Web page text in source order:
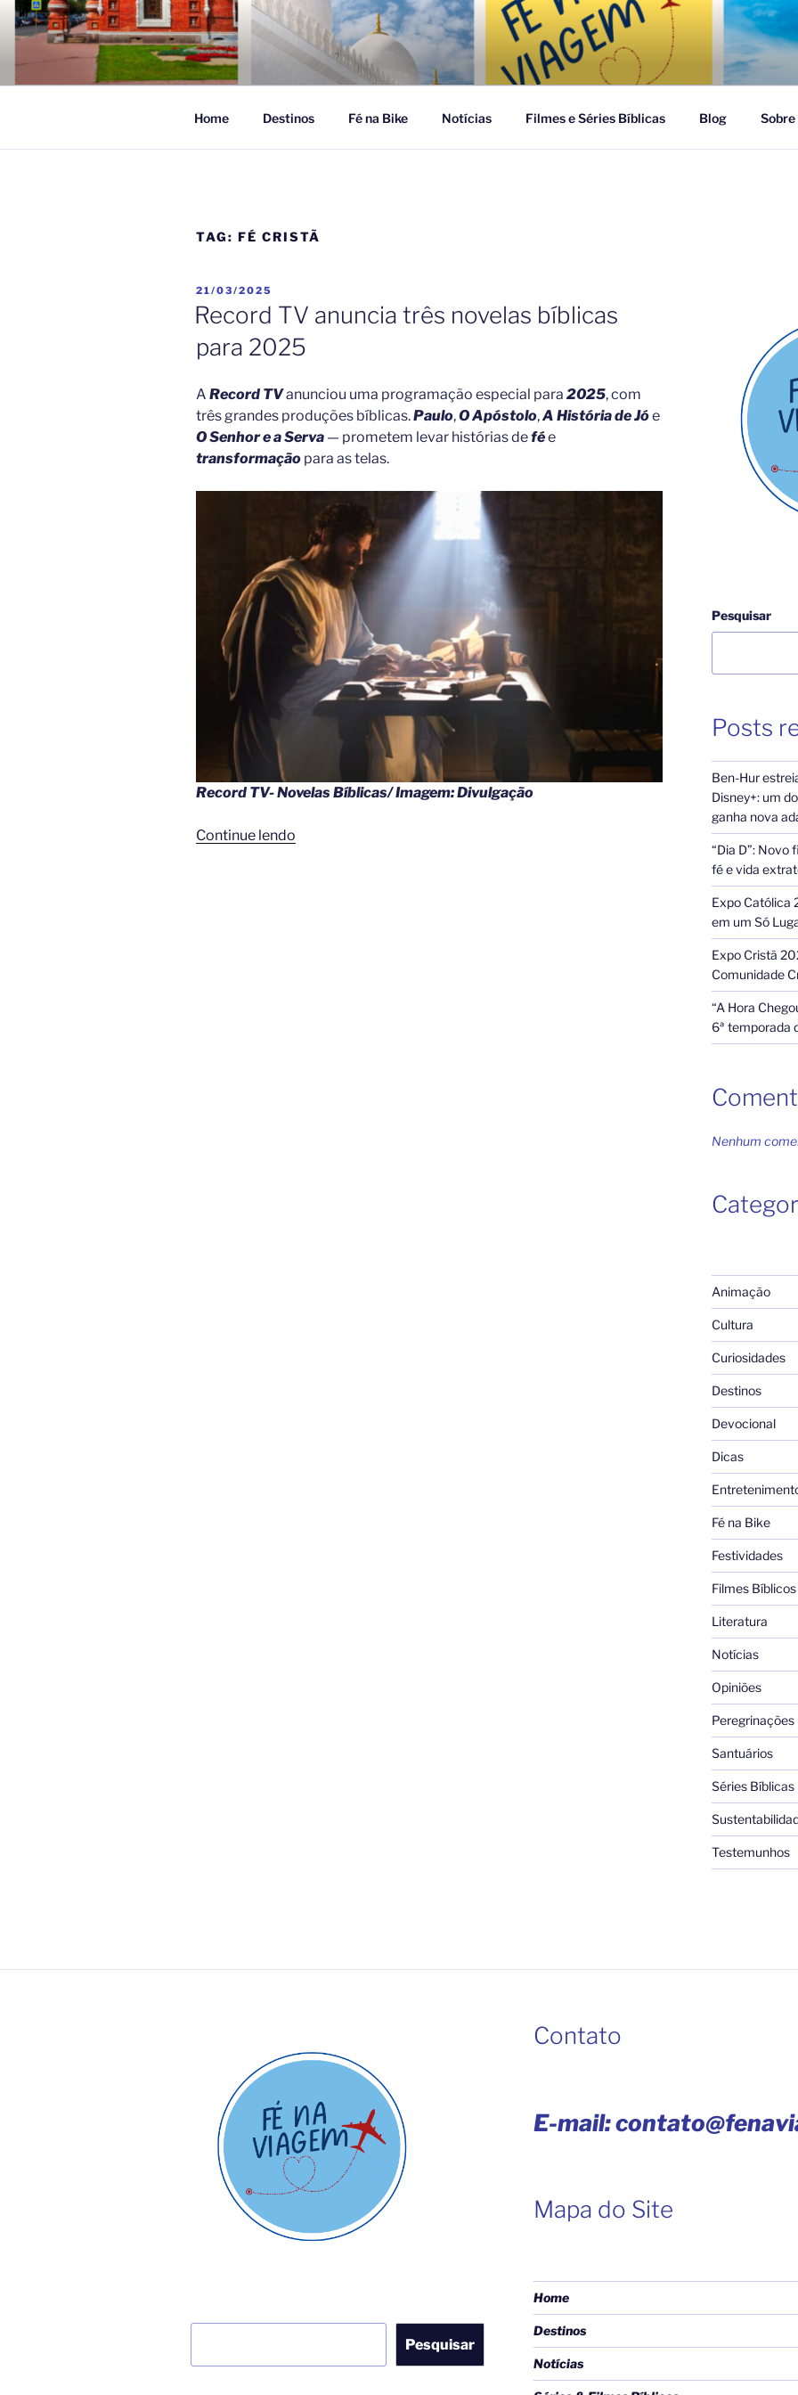
Pular
para
FÉ NA VIAGEM
Turismo Religioso
Home Destinos Fé na Bike Notícias Filmes e Séries Bíblicas Blog Sobre
TAG: FÉ CRISTÃ
PUBLICADO
EM
21/03/2025
Record TV anuncia três novelas bíblicas
para 2025
A Record TVanunciou uma programação especial para 2025, com
três grandes produções bíblicas.Paulo,O Apóstolo,A História de Jóe
O Senhor e a Serva — prometem levar histórias defée
transformação para as telas.
Record TV- Novelas Bíblicas/ Imagem: Divulgação
Continue lendo
Pesquisar
Posts
Ben-Hur
Disney+: um
ganha nova
“Dia D”: Novo
fé e vida
Expo Católica
em um Só
Expo Cristã
Comunidade
“A Hora
6ª temporada
Nenhum
Animação
Cultura
Curiosidades
Destinos
Devocional
Dicas
Fé na Bike
Festividades
Filmes Bíblicos
Literatura
Notícias
Opiniões
Peregrinações
Santuários
Séries Bíblicas
Testemunhos
Pesquisar
Contato
E-mail:
Mapa do Site
Home
Destinos
Notícias